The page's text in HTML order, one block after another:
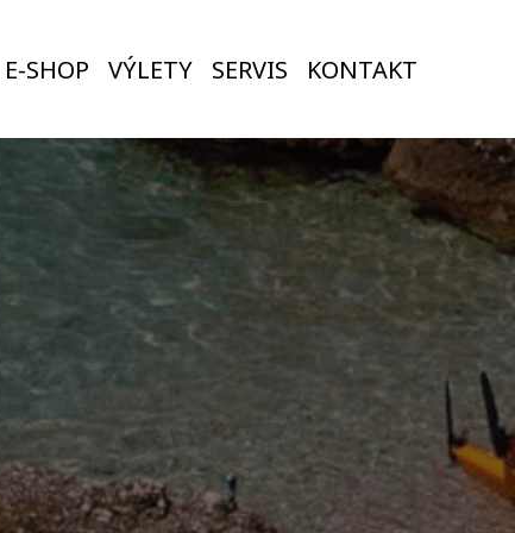
E-SHOP VÝLETY SERVIS KONTAKT